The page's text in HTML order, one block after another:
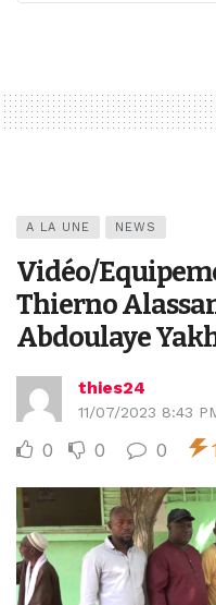
A LA UNE NEWS
Vidéo/
Thierno
Abdoulaye
thies24
11/07/2023 8:43
0 0 0